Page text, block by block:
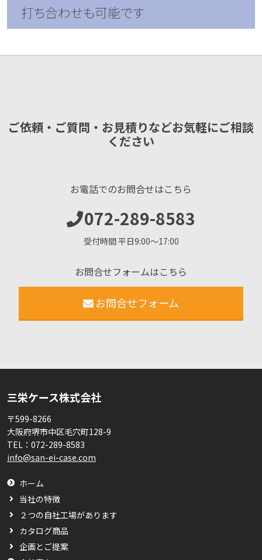
ご依頼・ご質問・お見積りなどお気軽にご相談
ください
お電話でのお問合せはこちら
072-289-8583
受付時間 平日9:00〜17:00
お問合せフォームはこちら
お問合せフォーム
三栄ケース株式会社
〒599-8266
大阪府堺市中区毛穴町128-9
TEL： 072-289-8583
info@san-ei-case.com
ホーム
当社の特徴
２つの自社工場があります
カタログ商品
企画とご提案